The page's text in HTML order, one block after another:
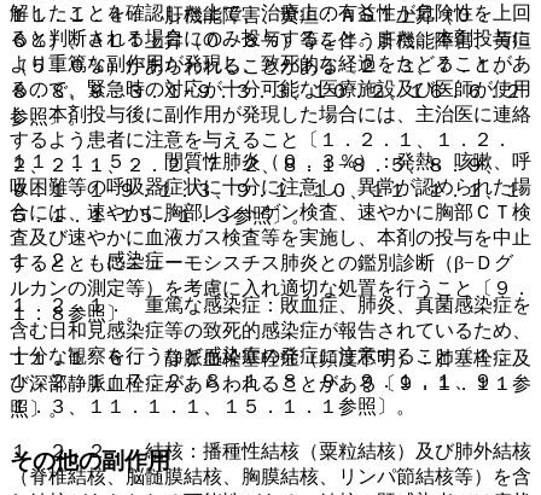
解したことを確認した上で、治療上の有益性が危険性を上回
ると判断される場合にのみ投与すること。また、本剤投与に
より重篤な副作用が発現し、致死的な経過をたどることがあ
るので、緊急時の対応が十分可能な医療施設及び医師が使用
し、本剤投与後に副作用が発現した場合には、主治医に連絡
するよう患者に注意を与えること〔１．２．１、１．２．
２、２．１、２．２、７．２、８．１−８．５、８．９、
９．１．１−９．１．３、９．１．１０、１１．１．１、１
５．１．１−１５．１．３参照〕。
１．２． 感染症
１．２．１． 重篤な感染症：敗血症、肺炎、真菌感染症を
含む日和見感染症等の致死的感染症が報告されているため、
十分な観察を行うなど感染症の発症に注意すること〔１．
１、２．１、７．２、８．１、８．９、９．１．１、９．
１．３、１１．１．１、１５．１．１参照〕。
１．２．２． 結核：播種性結核（粟粒結核）及び肺外結核
（脊椎結核、脳髄膜結核、胸膜結核、リンパ節結核等）を含
１１．１．４． 肝機能障害、黄疸：ＡＳＴ上昇（０．
６％）、ＡＬＴ上昇（０．８％）等を伴う肝機能障害、黄疸
（５．０％）があらわれることがある〔２．３、７．１、
８．８、９．３．１−９．３．３、１０．２、１６．６．２
参照〕。
１１．１．５． 間質性肺炎（０．３％）：発熱、咳嗽、呼
吸困難等の呼吸器症状に十分に注意し、異常が認められた場
合には、速やかに胸部レントゲン検査、速やかに胸部ＣＴ検
査及び速やかに血液ガス検査等を実施し、本剤の投与を中止
するとともにニューモシスチス肺炎との鑑別診断（β−Ｄグ
ルカンの測定等）を考慮に入れ適切な処置を行うこと〔９．
１．８参照〕。
１１．１．６． 静脈血栓塞栓症（頻度不明）：肺塞栓症及
び深部静脈血栓症があらわれることがある〔９．１．１１参
照〕。
その他の副作用